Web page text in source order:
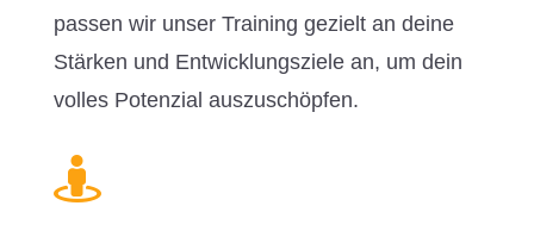
passen wir unser Training gezielt an deine
Stärken und Entwicklungsziele an, um dein
volles Potenzial auszuschöpfen.
